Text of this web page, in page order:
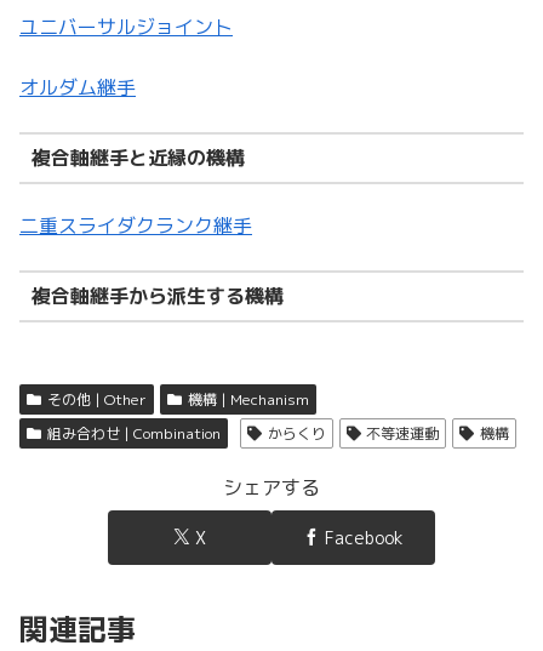
ユニバーサルジョイント
オルダム継手
複合軸継手と近縁の機構
二重スライダクランク継手
複合軸継手から派生する機構
その他 | Other
機構 | Mechanism
組み合わせ | Combination
からくり 不等速運動 機構
シェアする
X Facebook
関連記事